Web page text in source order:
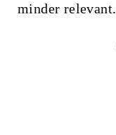
minder relevant.